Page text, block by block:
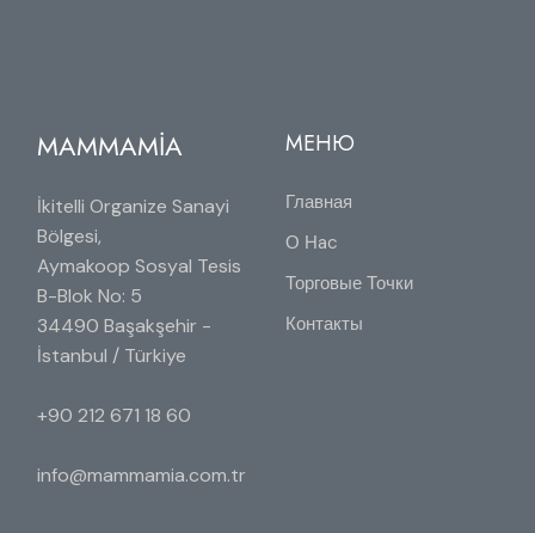
MAMMAMİA
İkitelli Organize Sanayi
Bölgesi,
Aymakoop Sosyal Tesis
B-Blok No: 5
34490 Başakşehir -
İstanbul / Türkiye
+90 212 671 18 60
info@mammamia.com.tr
МЕНЮ
Главная
О Нac
Торговые Точки
Контакты